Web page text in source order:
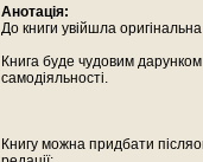
Анотація:
До книги увійшла
Книга буде чудовим
самодіяльності.
Книгу можна придбати